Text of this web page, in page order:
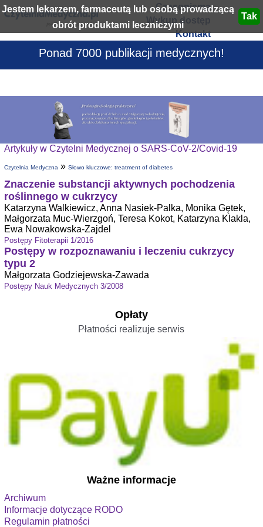
Jestem lekarzem, farmaceutą lub osobą prowadzącą
obrót produktami leczniczymi
Czasopisma
Wykup dostęp
Kontakt
Ponad 7000 publikacji medycznych!
Artykuły w Czytelni Medycznej o SARS-CoV-2/Covid-19
Czytelnia Medyczna» Słowo kluczowe: treatment of diabetes
Znaczenie substancji aktywnych pochodzenia
roślinnego w cukrzycy
Katarzyna Walkiewicz, Anna Nasiek-Palka, Monika Gętek,
Małgorzata Muc-Wierzgoń, Teresa Kokot, Katarzyna Klakla,
Ewa Nowakowska-Zajdel
Postępy Fitoterapii 1/2016
Postępy w rozpoznawaniu i leczeniu cukrzycy
typu 2
Małgorzata Godziejewska-Zawada
Postępy Nauk Medycznych 3/2008
Opłaty
Płatności realizuje serwis
Ważne informacje
Archiwum
Informacje dotyczące RODO
Regulamin płatności